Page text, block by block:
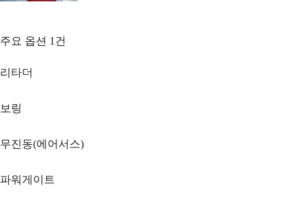
주요 옵션 1 건
리타더
보링
무진동(에어서스)
파워게이트